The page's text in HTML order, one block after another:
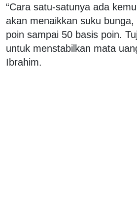
“Cara satu-satunya ada
akan menaikkan suku
poin sampai 50 basis poin.
untuk menstabilkan mata
Ibrahim.